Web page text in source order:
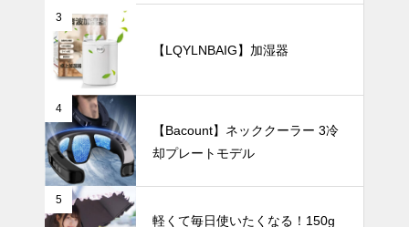
手軽に始める
花のある暮ら
し。小さめ一
輪挿しの魅力
と楽しみ方。
暑さ対策
【2025年最
3
【LQYLNBAIG】加湿器
4
【Bacount】ネッククーラー 3冷
却プレートモデル
5
軽くて毎日使いたくなる！150g